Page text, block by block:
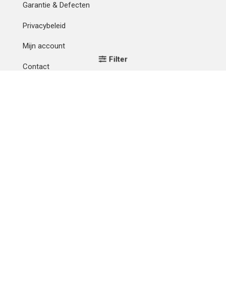
Filter
Garantie & Defecten
Privacybeleid
Mijn account
Contact